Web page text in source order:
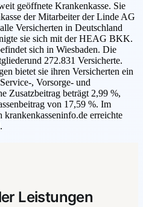
geöffnete Krankenkasse. Sie
der Mitarbeiter der Linde AG
Versicherten in Deutschland
sie sich mit der HEAG BKK.
sich in Wiesbaden. Die
272.831 Versicherte.
bietet sie ihren Versicherten ein
, Vorsorge- und
Zusatzbeitrag beträgt 2,99 %,
von 17,59 %. Im
krankenkasseninfo.de erreichte
Leistungen